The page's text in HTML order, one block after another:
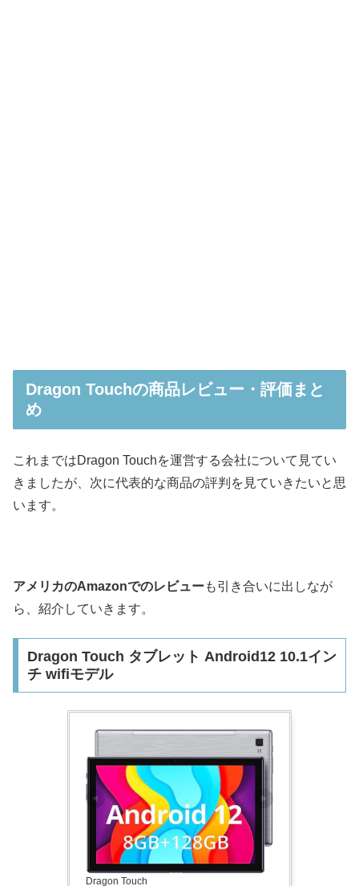
Dragon Touchの商品レビュー・評価まと
め
これまではDragon Touchを運営する会社について見てい
きましたが、次に代表的な商品の評判を見ていきたいと思
います。
アメリカのAmazonでのレビューも引き合いに出しなが
ら、紹介していきます。
Dragon Touch タブレット Android12 10.1イン
チ wifiモデル
Dragon Touch